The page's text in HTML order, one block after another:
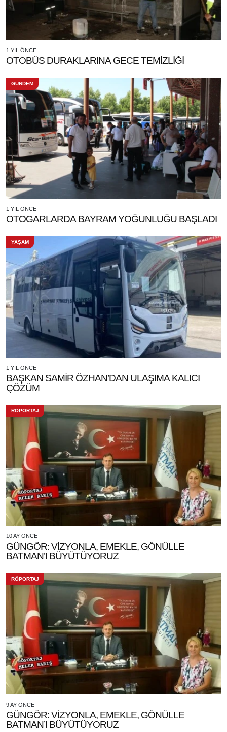
1 YIL ÖNCE
OTOBÜS DURAKLARINA GECE TEMİZLİĞİ
GÜNDEM
1 YIL ÖNCE
OTOGARLARDA BAYRAM YOĞUNLUĞU BAŞLADI
YAŞAM
1 YIL ÖNCE
BAŞKAN SAMİR ÖZHAN’DAN ULAŞIMA KALICI
ÇÖZÜM
RÖPORTAJ
10 AY ÖNCE
GÜNGÖR: VİZYONLA, EMEKLE, GÖNÜLLE
BATMAN’I BÜYÜTÜYORUZ
RÖPORTAJ
9 AY ÖNCE
GÜNGÖR: VİZYONLA, EMEKLE, GÖNÜLLE
BATMAN’I BÜYÜTÜYORUZ